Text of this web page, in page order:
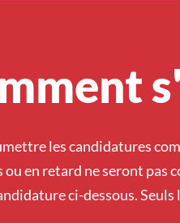
les candidatures
en retard ne seront pas
ci-dessous.